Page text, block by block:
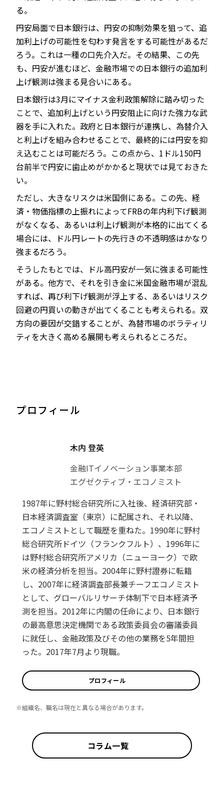
る。
円安局面で日本銀行は、円安の抑制効果を狙って、追
加利上げの可能性を匂わす発言をする可能性があるだ
ろう。これは一種の口先介入だ。その結果、この先
も、円安が進むほど、金融市場での日本銀行の追加利
上げ観測は強まる見合いにある。
日本銀行は3月にマイナス金利政策解除に踏み切った
ことで、追加利上げという円安阻止に向けた強力な武
器を手に入れた。政府と日本銀行が連携し、為替介入
と利上げを組み合わせることで、最終的には円安を抑
え込むことは可能だろう。この点から、1ドル150円
台前半で円安に歯止めがかかると現状では見ておきた
い。
ただし、大きなリスクは米国側にある。この先、経
済・物価指標の上振れによってFRBの年内利下げ観測
がなくなる、あるいは利上げ観測が本格的に出てくる
場合には、ドル円レートの先行きの不透明感はかなり
強まるだろう。
そうしたもとでは、ドル高円安が一気に強まる可能性
がある。他方で、それを引き金に米国金融市場が混乱
すれば、再び利下げ観測が浮上する、あるいはリスク
回避の円買いの動きが出てくることも考えられる。双
方向の要因が交錯することが、為替市場のボラティリ
ティを大きく高める展開も考えられるところだ。
プロフィール
木内 登英
金融ITイノベーション事業本部
エグゼクティブ・エコノミスト
1987年に野村総合研究所に入社後、経済研究部・
日本経済調査室（東京）に配属され、それ以降、
エコノミストとして職歴を重ねた。1990年に野村
総合研究所ドイツ（フランクフルト）、1996年に
は野村総合研究所アメリカ（ニューヨーク）で欧
米の経済分析を担当。2004年に野村證券に転籍
し、2007年に経済調査部長兼チーフエコノミスト
として、グローバルリサーチ体制下で日本経済予
測を担当。2012年に内閣の任命により、日本銀行
の最高意思決定機関である政策委員会の審議委員
に就任し、金融政策及びその他の業務を5年間担
った。2017年7月より現職。
プロフィール
※組織名、職名は現在と異なる場合があります。
コラム一覧